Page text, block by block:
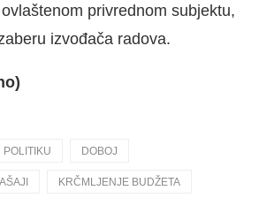
privrednom subjektu,
izvođača radova.
POLITIKU DOBOJ
KRČMLJENJE BUDŽETA